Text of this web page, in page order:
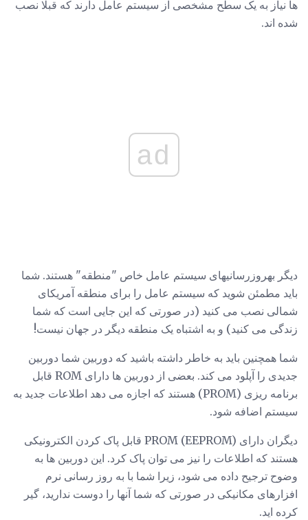
ها نیاز به یک سطح مشخصی از سیستم عامل دارند که قبلا نصب
شده اند.
ad
دیگر بهروزرسانیهای سیستم عامل خاص "منطقه" هستند. شما
باید مطمئن شوید که سیستم عامل را برای منطقه آمریکای
شمالی نصب می کنید (در صورتی که این جایی است که شما
زندگی می کنید) و به اشتباه یک منطقه دیگر در جهان نیست!
شما همچنین باید به خاطر داشته باشید که دوربین شما دوربین
جدیدی را آپلود می کند. بعضی از دوربین ها دارای ROM قابل
برنامه ریزی (PROM) هستند که اجازه می دهد اطلاعات جدید به
سیستم اضافه شود.
دیگران دارای PROM (EEPROM) قابل پاک کردن الکترونیکی
هستند که اطلاعات را نیز می توان پاک کرد. این دوربین ها به
وضوح ترجیح داده می شود، زیرا شما با به روز رسانی نرم
افزارهای مکانیکی در صورتی که شما آنها را دوست ندارید، گیر
کرده اید.